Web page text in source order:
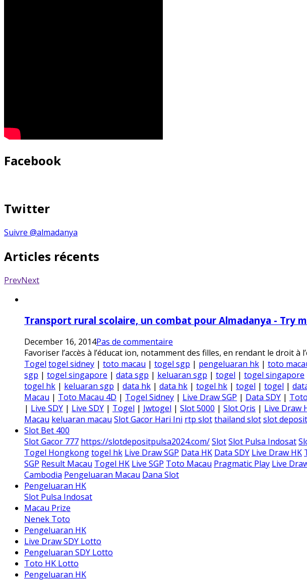
Facebook
Twitter
Suivre @almadanya
Articles récents
PrevNext
Transport rural scolaire, un combat pour Almadanya - Try
December 16, 2014Pas de commentaire
Favoriser l’accès à l’éducat ion, notamment des filles, en rendant le droit à
Togel togel sidney | toto macau | togel sgp | pengeluaran hk | toto
sgp | togel singapore | data sgp | keluaran sgp | togel | togel singapore
togel hk | keluaran sgp | data hk | data hk | togel hk | togel | togel |
Macau | Toto Macau 4D | Togel Sidney | Live Draw SGP | Data SDY |
| Live SDY | Live SDY | Togel | Jwtogel | Slot 5000 | Slot Qris | Live Draw
Macau keluaran macau Slot Gacor Hari Ini rtp slotthailand slotslot
Slot Bet 400
Slot Gacor 777 https://slotdepositpulsa2024.com/SlotSlot Pulsa Indosat
Togel Hongkongtogel hk Live Draw SGP Data HK Data SDY Live Draw HK
SGP Result Macau Togel HK Live SGP Toto Macau Pragmatic Play Live
Cambodia Pengeluaran Macau Dana Slot
Pengeluaran HK
Slot Pulsa Indosat
Macau Prize
Nenek Toto
Pengeluaran HK
Live Draw SDY Lotto
Pengeluaran SDY Lotto
Toto HK Lotto
Pengeluaran HK